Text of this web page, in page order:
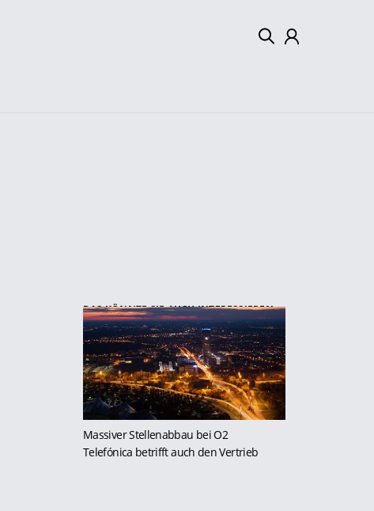
DAS KÖNNTE SIE AUCH INTERESSIEREN:
Massiver Stellenabbau bei O2
Telefónica betrifft auch den Vertrieb